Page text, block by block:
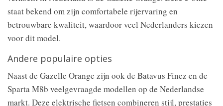
staat bekend om zijn comfortabele rijervaring en
betrouwbare kwaliteit, waardoor veel Nederlanders kiezen
voor dit model.
Andere populaire opties
Naast de Gazelle Orange zijn ook de Batavus Finez en de
Sparta M8b veelgevraagde modellen op de Nederlandse
markt. Deze elektrische fietsen combineren stijl, prestaties